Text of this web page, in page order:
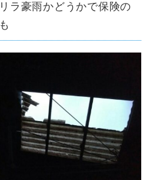
ラ豪雨かどうかで保険の